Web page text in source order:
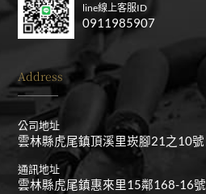
line線上客服ID
0911985907
Address
公司地址
雲林縣虎尾鎮頂溪里崁腳21之10號
通訊地址
雲林縣虎尾鎮惠來里15鄰168-16號